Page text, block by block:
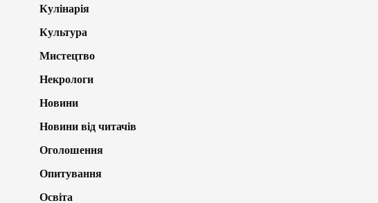
Кулінарія
Культура
Мистецтво
Некрологи
Новини
Новини від читачів
Оголошення
Опитування
Освіта